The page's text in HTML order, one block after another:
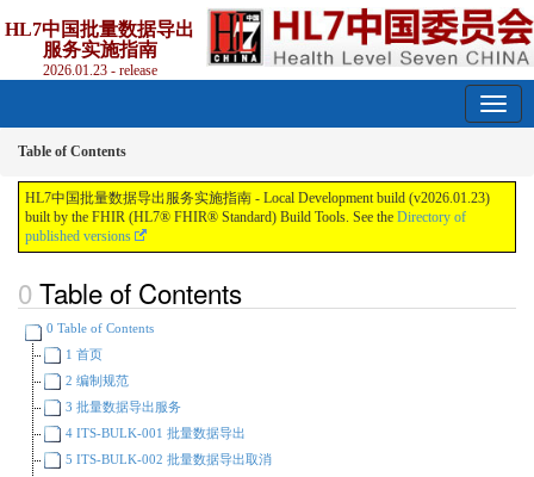
HL7中国批量数据导出
服务实施指南
2026.01.23 - release
Table of Contents
HL7中国批量数据导出服务实施指南 - Local Development build (v2026.01.23)
built by the FHIR (HL7® FHIR® Standard) Build Tools. See the Directory of
published versions
Table of Contents
0 Table of Contents
1 首页
2 编制规范
3 批量数据导出服务
4 ITS-BULK-001 批量数据导出
5 ITS-BULK-002 批量数据导出取消